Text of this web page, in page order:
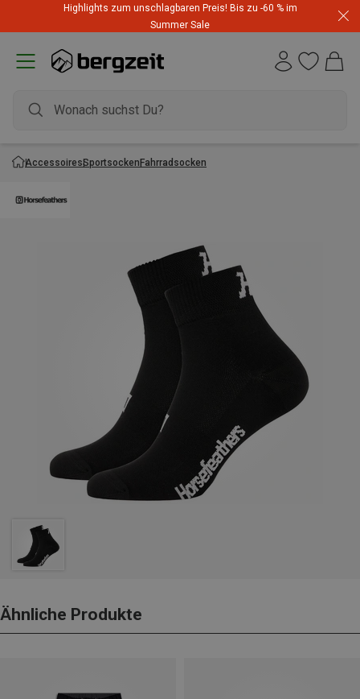
Highlights zum unschlagbaren Preis! Bis zu -60 % im
Summer Sale
AccessoiresSportsockenFahrradsocken
Ähnliche Produkte